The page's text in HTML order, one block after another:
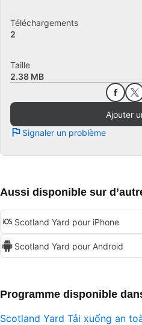
Téléchargements
2
Taille
2.38 MB
Ajouter
Signaler un problème
Aussi disponible sur
Scotland Yard pour iPhone
Scotland Yard pour Android
Programme disponible
Scotland Yard Tải xuống an